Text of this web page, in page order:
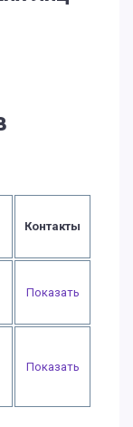
Контакты
Показать
Показать